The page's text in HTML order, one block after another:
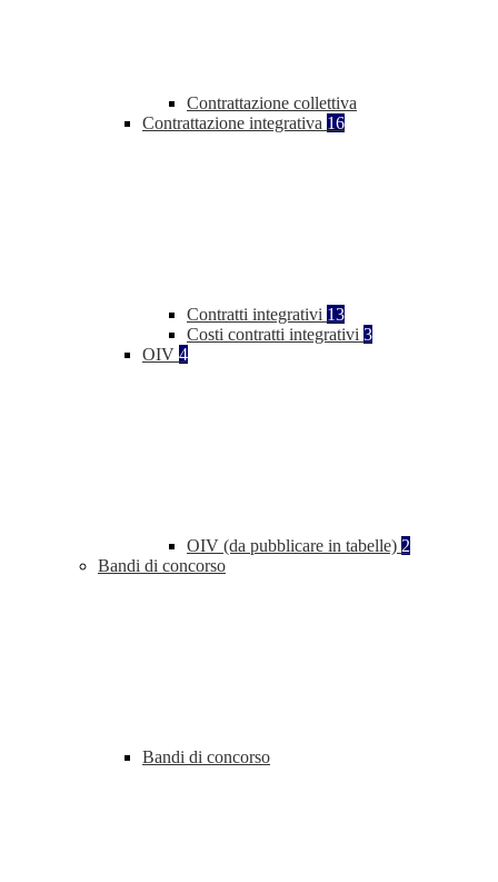
Contrattazione collettiva
Contrattazione integrativa 16
Contratti integrativi 13
Costi contratti integrativi 3
OIV 4
OIV (da pubblicare in tabelle) 2
Bandi di concorso
Bandi di concorso